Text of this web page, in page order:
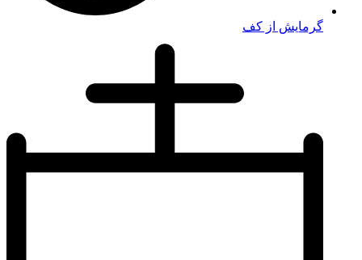
گرمایش از کف